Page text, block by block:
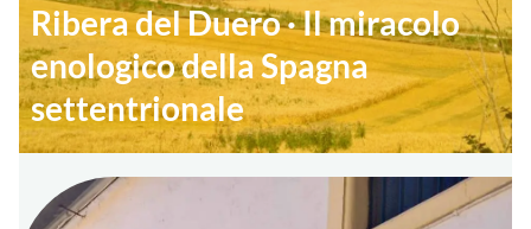
Ribera del Duero · Il miracolo
enologico della Spagna
settentrionale